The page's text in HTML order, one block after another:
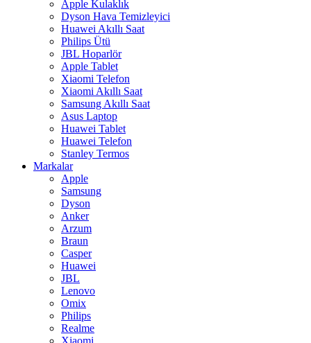
Apple Kulaklık
Dyson Hava Temizleyici
Huawei Akıllı Saat
Philips Ütü
JBL Hoparlör
Apple Tablet
Xiaomi Telefon
Xiaomi Akıllı Saat
Samsung Akıllı Saat
Asus Laptop
Huawei Tablet
Huawei Telefon
Stanley Termos
Markalar
Apple
Samsung
Dyson
Anker
Arzum
Braun
Casper
Huawei
JBL
Lenovo
Omix
Philips
Realme
Xiaomi